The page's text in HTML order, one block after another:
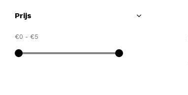
Prijs
€0 - €5